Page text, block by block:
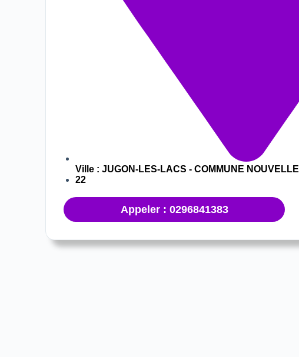
Ville :JUGON-LES-LACS - COMMUNE NOUVELLE
22
Appeler : 0296841383